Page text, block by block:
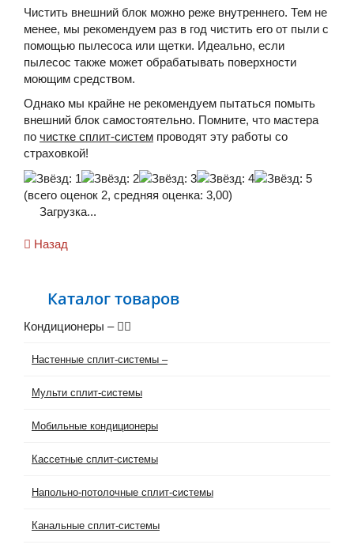
Каталог товаров
Кондиционеры –
Настенные сплит-системы –
Мульти сплит-системы
Мобильные кондиционеры
Кассетные сплит-системы
Напольно-потолочные сплит-системы
Канальные сплит-системы
Чистить внешний блок можно реже внутреннего. Тем не
менее, мы рекомендуем раз в год чистить его от пыли с
помощью пылесоса или щетки. Идеально, если
пылесос также может обрабатывать поверхности
моющим средством.
Однако мы крайне не рекомендуем пытаться помыть
внешний блок самостоятельно. Помните, что мастера
по чистке сплит-систем проводят эту работы со
страховкой!
(всего оценок 2, средняя оценка: 3,00)
Загрузка...
Назад